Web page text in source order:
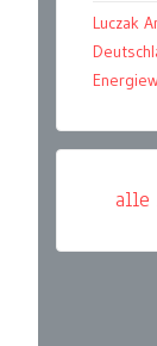
Luczak
alle